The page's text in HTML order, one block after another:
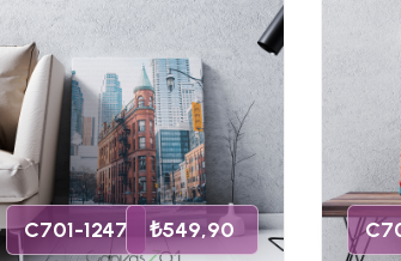
C701-1247 ₺549,90